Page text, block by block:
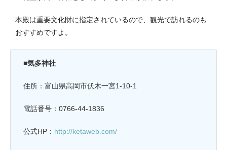
本殿は重要文化財に指定されているので、観光で訪れるのも
おすすめですよ。
■気多神社
住所：富山県高岡市伏木一宮1-10-1
電話番号：0766-44-1836
公式HP： http://ketaweb.com/